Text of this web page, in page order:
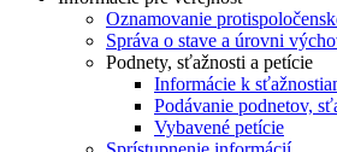
Oznamovanie
Správa o stave a úrovni
Podnety, sťažnosti a petície
Informácie k
Podávanie podnetov,
Vybavené petície